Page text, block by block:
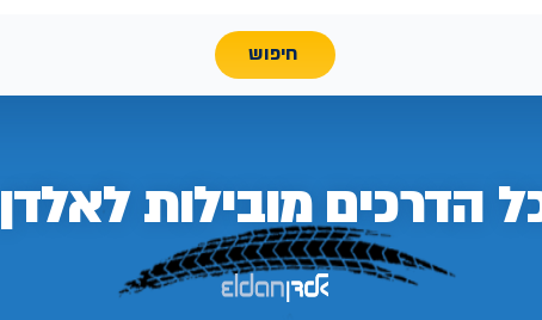
חיפוש
הדרכיםמובילות לאלדן